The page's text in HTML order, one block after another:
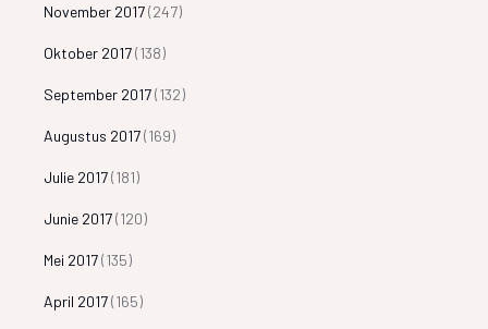
November 2017(247)
Oktober 2017(138)
September 2017(132)
Augustus 2017(169)
Julie 2017(181)
Junie 2017(120)
Mei 2017(135)
April 2017(165)